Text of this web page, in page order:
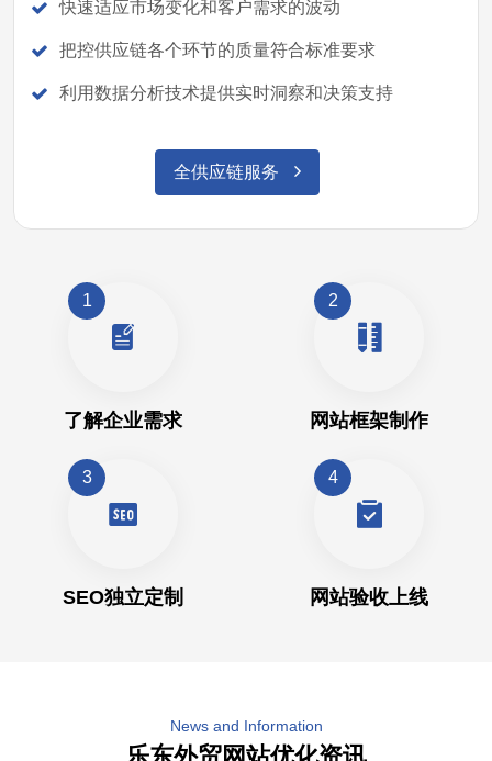
快速适应市场变化和客户需求的波动
把控供应链各个环节的质量符合标准要求
利用数据分析技术提供实时洞察和决策支持
全供应链服务
1
了解企业需求
2
网站框架制作
3
SEO独立定制
4
网站验收上线
News and Information